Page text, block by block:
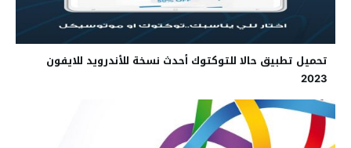
تحميل تطبيق حالا للتوكتوك أحدث نسخة للأندرويد للايفون
2023